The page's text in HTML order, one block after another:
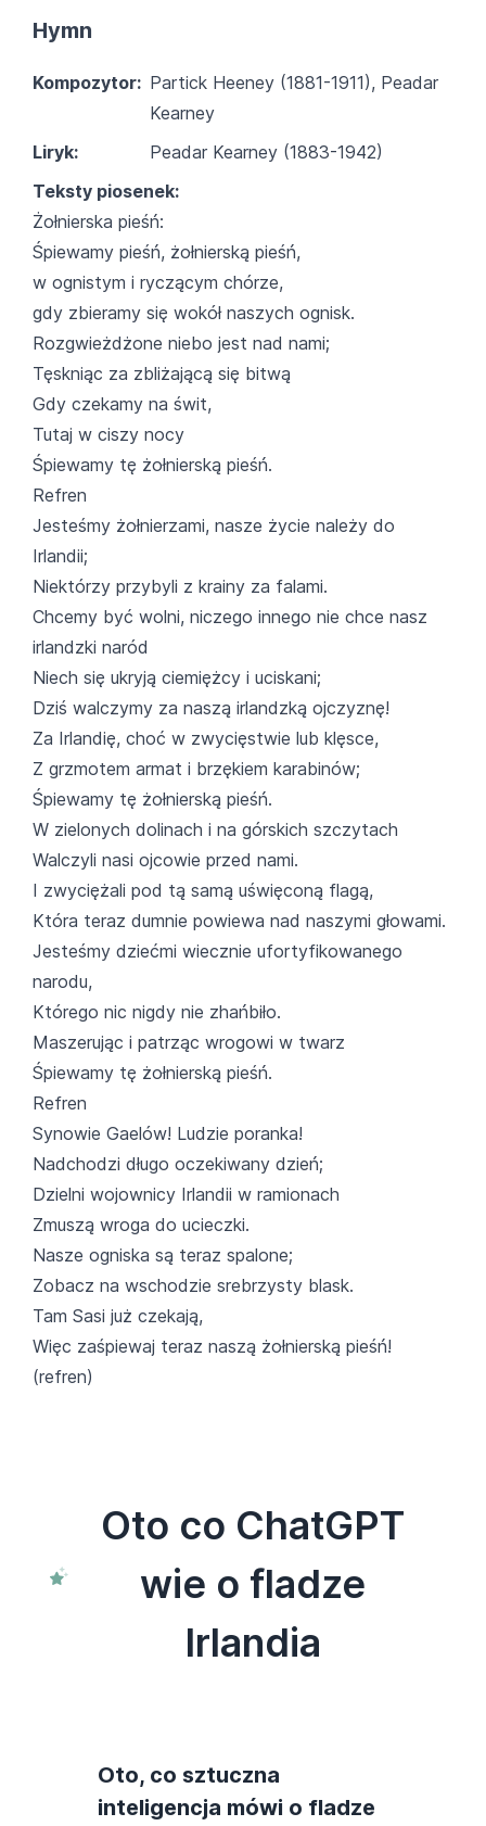
Hymn
Kompozytor: Partick Heeney (1881-1911), Peadar
Kearney
Liryk:
Peadar Kearney (1883-1942)
Teksty piosenek:
Żołnierska pieśń:
Śpiewamy pieśń, żołnierską pieśń,
w ognistym i ryczącym chórze,
gdy zbieramy się wokół naszych ognisk.
Rozgwieżdżone niebo jest nad nami;
Tęskniąc za zbliżającą się bitwą
Gdy czekamy na świt,
Tutaj w ciszy nocy
Śpiewamy tę żołnierską pieśń.
Refren
Jesteśmy żołnierzami, nasze życie należy do
Irlandii;
Niektórzy przybyli z krainy za falami.
Chcemy być wolni, niczego innego nie chce nasz
irlandzki naród
Niech się ukryją ciemiężcy i uciskani;
Dziś walczymy za naszą irlandzką ojczyznę!
Za Irlandię, choć w zwycięstwie lub klęsce,
Z grzmotem armat i brzękiem karabinów;
Śpiewamy tę żołnierską pieśń.
W zielonych dolinach i na górskich szczytach
Walczyli nasi ojcowie przed nami.
I zwyciężali pod tą samą uświęconą flagą,
Która teraz dumnie powiewa nad naszymi głowami.
Jesteśmy dziećmi wiecznie ufortyfikowanego
narodu,
Którego nic nigdy nie zhańbiło.
Maszerując i patrząc wrogowi w twarz
Śpiewamy tę żołnierską pieśń.
Refren
Synowie Gaelów! Ludzie poranka!
Nadchodzi długo oczekiwany dzień;
Dzielni wojownicy Irlandii w ramionach
Zmuszą wroga do ucieczki.
Nasze ogniska są teraz spalone;
Zobacz na wschodzie srebrzysty blask.
Tam Sasi już czekają,
Więc zaśpiewaj teraz naszą żołnierską pieśń!
(refren)
Oto co ChatGPT
wie o fladze
Irlandia
Oto, co sztuczna
inteligencja mówi o fladze